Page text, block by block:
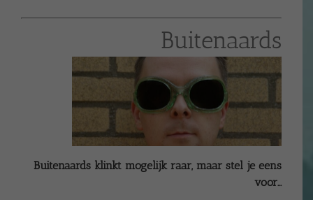
Buitenaards
Buitenaards klinkt mogelijk raar, maar stel je eens
voor…